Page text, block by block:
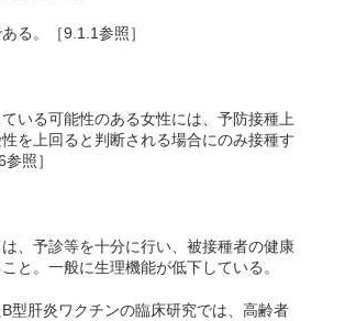
る。［9.1.1参照］
いる可能性のある女性には、予防接種上
を上回ると判断される場合にのみ接種す
照］
、予診等を十分に行い、被接種者の健康
と。一般に生理機能が低下している。
型肝炎ワクチンの臨床研究では、高齢者